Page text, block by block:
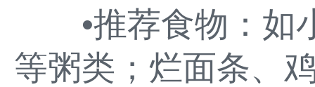
•推荐食物：如
等粥类；烂面条、